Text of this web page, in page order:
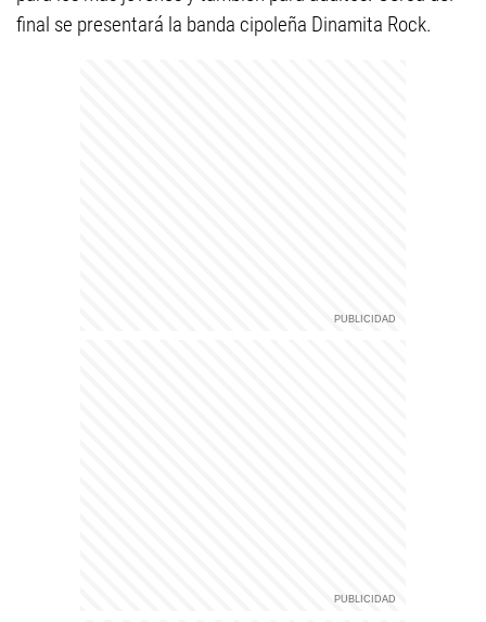
final se presentará la banda cipoleña Dinamita Rock.